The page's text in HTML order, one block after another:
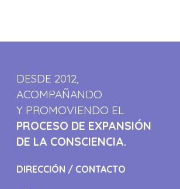
DESDE 2012,
ACOMPAÑANDO
Y PROMOVIENDO EL
PROCESO DE EXPANSIÓN
DE LA CONSCIENCIA.
DIRECCIÓN / CONTACTO